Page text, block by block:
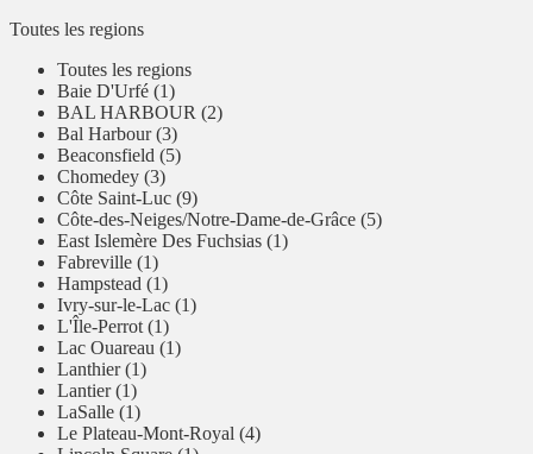
Toutes les regions
Toutes les regions
Baie D'Urfé (1)
BAL HARBOUR (2)
Bal Harbour (3)
Beaconsfield (5)
Chomedey (3)
Côte Saint-Luc (9)
Côte-des-Neiges/Notre-Dame-de-Grâce (5)
East Islemère Des Fuchsias (1)
Fabreville (1)
Hampstead (1)
Ivry-sur-le-Lac (1)
L'Île-Perrot (1)
Lac Ouareau (1)
Lanthier (1)
Lantier (1)
LaSalle (1)
Le Plateau-Mont-Royal (4)